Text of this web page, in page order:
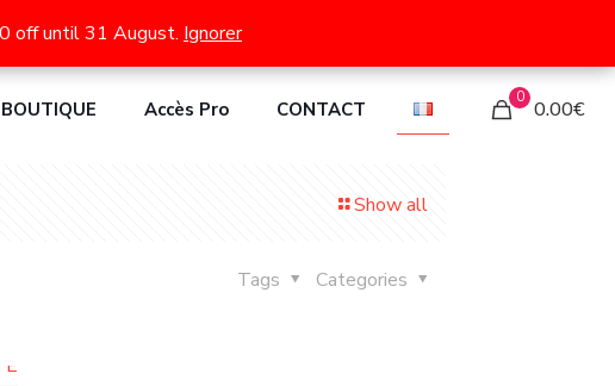
LC15 et ATG LC30
BOUTIQUE Accès Pro CONTACT
0 0.00€
Show all
Categories
Tags
off until 31 August. Ignorer
off until 31 August. Ignorer